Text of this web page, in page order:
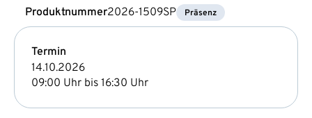
Produktnummer2026-1509SP Präsenz
Termin
14.10.2026
09:00 Uhr bis 16:30 Uhr